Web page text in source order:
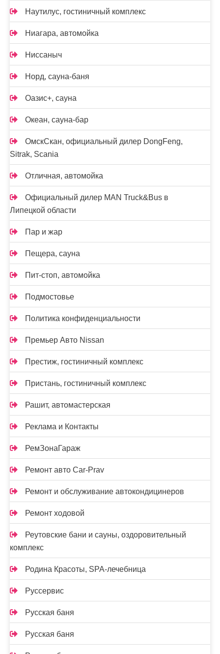
Наутилус, гостиничный комплекс
Ниагара, автомойка
Ниссаныч
Норд, сауна-баня
Оазис+, сауна
Океан, сауна-бар
ОмскСкан, официальный дилер DongFeng,
Sitrak, Scania
Отличная, автомойка
Официальный дилер MAN Truck&Bus в
Липецкой области
Пар и жар
Пещера, сауна
Пит-стоп, автомойка
Подмостовье
Политика конфиденциальности
Премьер Авто Nissan
Престиж, гостиничный комплекс
Пристань, гостиничный комплекс
Рашит, автомастерская
Реклама и Контакты
РемЗонаГараж
Ремонт авто Car-Prav
Ремонт и обслуживание автокондицинеров
Ремонт ходовой
Реутовские бани и сауны, оздоровительный
комплекс
Родина Красоты, SPA-лечебница
Руссервис
Русская баня
Русская баня